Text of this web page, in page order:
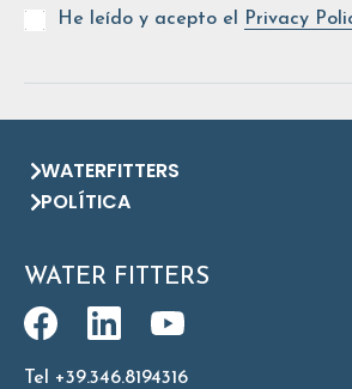
He leído y acepto el Privacy
WATERFITTERS
POLÍTICA
WATER FITTERS
Tel +39.346.8194316